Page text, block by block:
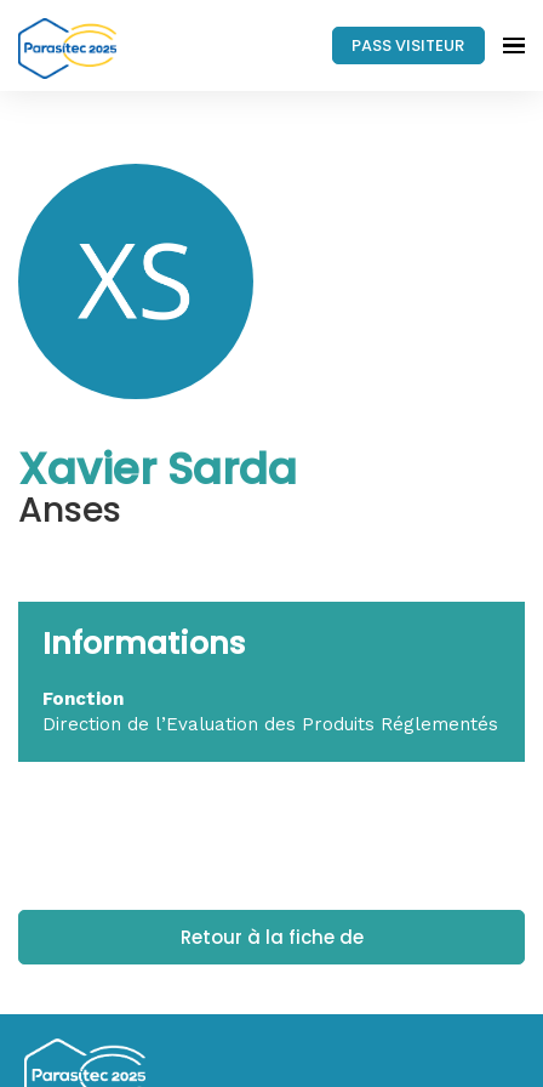
PASS VISITEUR
Xavier Sarda
Anses
Informations
Fonction
Direction de l’Evaluation des Produits Réglementés
Retour à la fiche de